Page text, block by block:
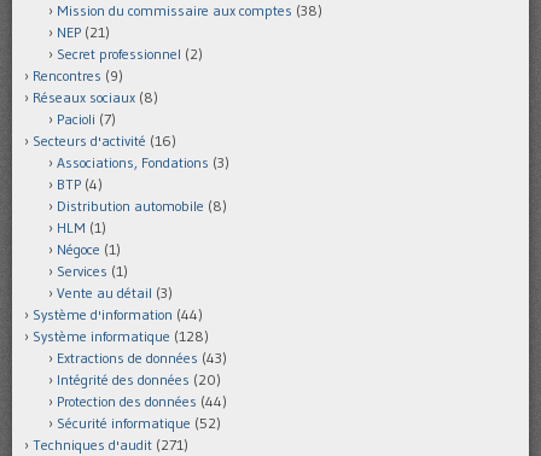
Mission du commissaire aux comptes (38)
NEP (21)
Secret professionnel (2)
Rencontres (9)
Réseaux sociaux (8)
Pacioli (7)
Secteurs d'activité (16)
Associations, Fondations (3)
BTP (4)
Distribution automobile (8)
HLM (1)
Négoce (1)
Services (1)
Vente au détail (3)
Système d'information (44)
Système informatique (128)
Extractions de données (43)
Intégrité des données (20)
Protection des données (44)
Sécurité informatique (52)
Techniques d'audit (271)